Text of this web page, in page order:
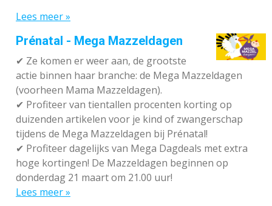
Lees meer »
Prénatal - Mega Mazzeldagen
✔ Ze komen er weer aan, de grootste
actie binnen haar branche: de Mega Mazzeldagen
(voorheen Mama Mazzeldagen).
✔ Profiteer van tientallen procenten korting op
duizenden artikelen voor je kind of zwangerschap
tijdens de Mega Mazzeldagen bij Prénatal!
✔ Profiteer dagelijks van Mega Dagdeals met extra
hoge kortingen! De Mazzeldagen beginnen op
donderdag 21 maart om 21.00 uur!
Lees meer »